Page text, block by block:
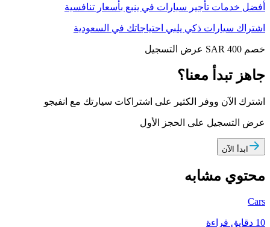
أفضل خدمات تأجير سيارات في ينبع بأسعار تنافسية
اشتراك سيارات ذكي يلبي احتياجاتك في السعودية
خصم SAR 400 عرض التسجيل
جاهز تبدأ معنا؟
اشترك الآن ووفر الكثير على اشتراكات سيارتك مع انفيجو
عرض التسجيل على الحجز الأول
ابدأ الآن
محتوي مشابه
Cars
10 دقايق قراءة